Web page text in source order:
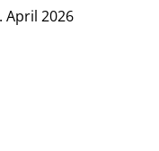
April 2026